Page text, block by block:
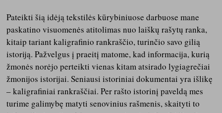
Pateikti šią idėją tekstilės kūrybiniuose darbuose mane
paskatino visuomenės atitolimas nuo laiškų rašytų ranka,
kitaip tariant kaligrafinio rankraščio, turinčio savo gilią
istoriją. Pažvelgus į praeitį matome, kad informacija, kurią
žmonės norėjo perteikti vienas kitam atsirado lygiagrečiai
žmonijos istorijai. Seniausi istoriniai dokumentai yra išlikę
– kaligrafiniai rankraščiai. Per rašto istorinį paveldą mes
turime galimybę matyti senovinius rašmenis, skaityti to